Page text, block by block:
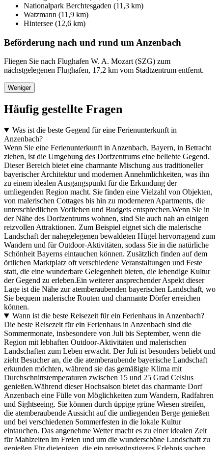
Nationalpark Berchtesgaden (11,3 km)
Watzmann (11,9 km)
Hintersee (12,6 km)
Beförderung nach und rund um Anzenbach
Fliegen Sie nach Flughafen W. A. Mozart (SZG) zum
nächstgelegenen Flughafen, 17,2 km vom Stadtzentrum entfernt.
Weniger
Häufig gestellte Fragen
Was ist die beste Gegend für eine Ferienunterkunft in
Anzenbach?
Wenn Sie eine Ferienunterkunft in Anzenbach, Bayern, in Betracht
ziehen, ist die Umgebung des Dorfzentrums eine beliebte Gegend.
Dieser Bereich bietet eine charmante Mischung aus traditioneller
bayerischer Architektur und modernen Annehmlichkeiten, was ihn
zu einem idealen Ausgangspunkt für die Erkundung der
umliegenden Region macht. Sie finden eine Vielzahl von Objekten,
von malerischen Cottages bis hin zu moderneren Apartments, die
unterschiedlichen Vorlieben und Budgets entsprechen.Wenn Sie in
der Nähe des Dorfzentrums wohnen, sind Sie auch nah an einigen
reizvollen Attraktionen. Zum Beispiel eignet sich die malerische
Landschaft der nahegelegenen bewaldeten Hügel hervorragend zum
Wandern und für Outdoor-Aktivitäten, sodass Sie in die natürliche
Schönheit Bayerns eintauchen können. Zusätzlich finden auf dem
örtlichen Marktplatz oft verschiedene Veranstaltungen und Feste
statt, die eine wunderbare Gelegenheit bieten, die lebendige Kultur
der Gegend zu erleben.Ein weiterer ansprechender Aspekt dieser
Lage ist die Nähe zur atemberaubenden bayerischen Landschaft, wo
Sie bequem malerische Routen und charmante Dörfer erreichen
können.
Wann ist die beste Reisezeit für ein Ferienhaus in Anzenbach?
Die beste Reisezeit für ein Ferienhaus in Anzenbach sind die
Sommermonate, insbesondere von Juli bis September, wenn die
Region mit lebhaften Outdoor-Aktivitäten und malerischen
Landschaften zum Leben erwacht. Der Juli ist besonders beliebt und
zieht Besucher an, die die atemberaubende bayerische Landschaft
erkunden möchten, während sie das gemäßigte Klima mit
Durchschnittstemperaturen zwischen 15 und 25 Grad Celsius
genießen.Während dieser Hochsaison bietet das charmante Dorf
Anzenbach eine Fülle von Möglichkeiten zum Wandern, Radfahren
und Sightseeing. Sie können durch üppige grüne Wiesen streifen,
die atemberaubende Aussicht auf die umliegenden Berge genießen
und bei verschiedenen Sommerfesten in die lokale Kultur
eintauchen. Das angenehme Wetter macht es zu einer idealen Zeit
für Mahlzeiten im Freien und um die wunderschöne Landschaft zu